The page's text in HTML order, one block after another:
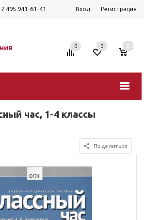
495 941-61-41 Вход Регистрация
0 0 0
час, 1-4 классы
Поделиться